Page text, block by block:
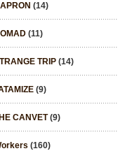
(14)
(11)
TRIP (14)
(9)
CANVET(9)
(160)